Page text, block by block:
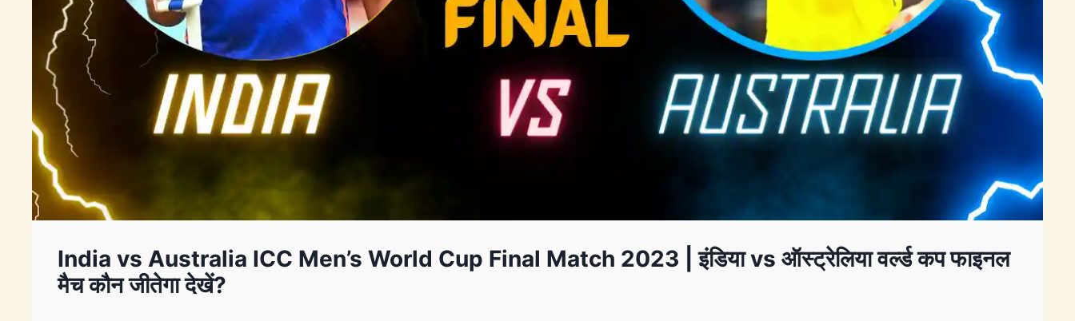
India vs Australia ICC Men’s World Cup Final Match 2023 | इंडिया vs ऑस्ट्रेलिया वर्ल्ड कप फाइनल
मैच कौन जीतेगा देखें?